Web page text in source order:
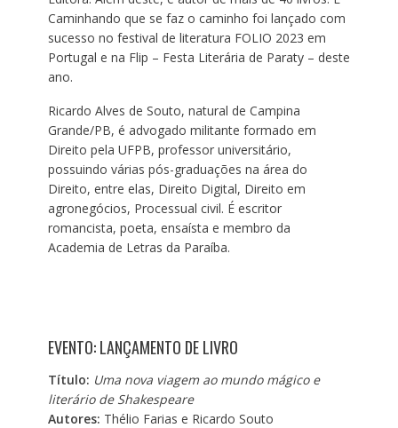
Caminhando que se faz o caminho foi lançado com
sucesso no festival de literatura FOLIO 2023 em
Portugal e na Flip – Festa Literária de Paraty – deste
ano.
Ricardo Alves de Souto, natural de Campina
Grande/PB, é advogado militante formado em
Direito pela UFPB, professor universitário,
possuindo várias pós-graduações na área do
Direito, entre elas, Direito Digital, Direito em
agronegócios, Processual civil. É escritor
romancista, poeta, ensaísta e membro da
Academia de Letras da Paraíba.
EVENTO: LANÇAMENTO DE LIVRO
Título: Uma nova viagem ao mundo mágico e
literário de Shakespeare
Autores: Thélio Farias e Ricardo Souto